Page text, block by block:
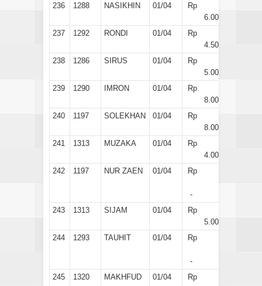
236
1288 NASIKHIN 01/04
Rp
6.000
237
1292 RONDI 01/04
Rp
4.500
238
1286 SIRUS 01/04
Rp
5.000
239
1290 IMRON 01/04
Rp
8.000
240
1197 SOLEKHAN 01/04
Rp
8.000
241
1313 MUZAKA 01/04
Rp
4.000
242
1197 NUR ZAEN 01/04 Rp
-
243
1313 SIJAM 01/04
Rp
5.000
244
1293 TAUHIT 01/04 Rp
-
245
1320 MAKHFUD 01/04 Rp